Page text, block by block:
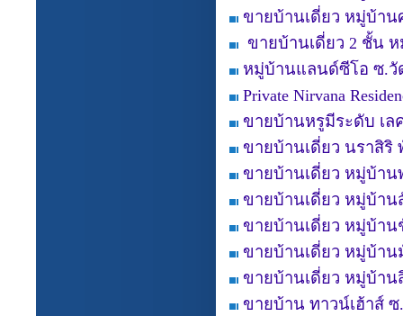
ขายบ้านเดี่ยว หมู่บ้าน
ขายบ้านเดี่ยว 2 ชั้น
หมู่บ้านแลนด์ซีโอ ซ.วั
Private Nirvana
ขายบ้านหรูมีระดับ เล
ขายบ้านเดี่ยว นราสิ
ขายบ้านเดี่ยว หมู่บ้าน
ขายบ้านเดี่ยว หมู่บ้า
ขายบ้านเดี่ยว หมู่บ้าน
ขายบ้านเดี่ยว หมู่บ้า
ขายบ้านเดี่ยว หมู่บ้า
ขายบ้าน ทาวน์เฮ้าส์ ซ